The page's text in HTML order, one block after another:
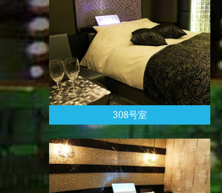
308号室